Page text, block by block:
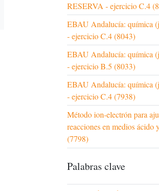
RESERVA - ejercicio C.4
EBAU Andalucía: química
- ejercicio C.4 (8043)
EBAU Andalucía: química
- ejercicio B.5 (8033)
EBAU Andalucía: química
- ejercicio C.4 (7938)
Método ion-electrón para
reacciones en medios ácido
(7798)
Palabras clave